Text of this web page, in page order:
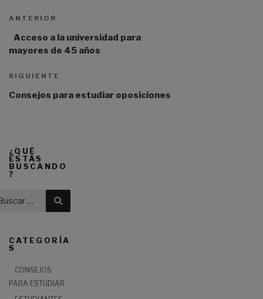
e
t
v
de
entradas
Entrada
ANTERIOR
Acceso a la universidad para
mayores de 45 años
Siguiente
SIGUIENTE
Consejos para estudiar oposiciones
¿QUÉ
ESTÁS
BUSCANDO
?
CATEGORÍA
S
CONSEJOS
PARA ESTUDIAR